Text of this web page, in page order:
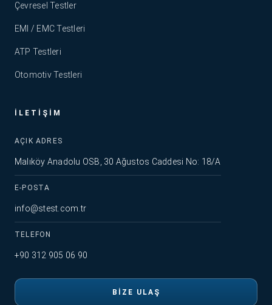
Çevresel Testler
EMI / EMC Testleri
ATP Testleri
Otomotiv Testleri
İLETIŞIM
AÇIK ADRES
Malıköy Anadolu OSB, 30 Ağustos Caddesi No: 18/A
E-POSTA
info@stest.com.tr
TELEFON
+90 312 905 06 90
BIZE ULAŞ